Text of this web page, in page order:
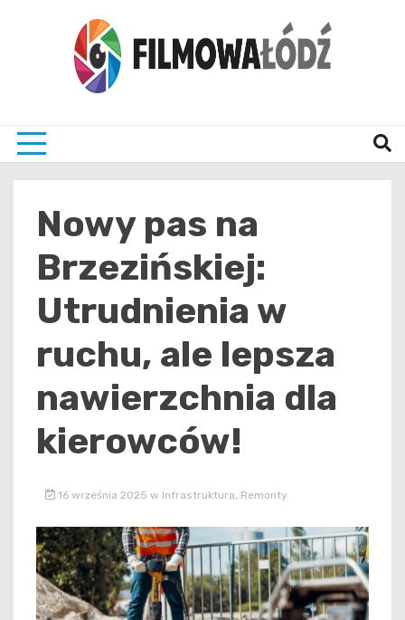
Nowy pas na
Brzezińskiej:
Utrudnienia w
ruchu, ale lepsza
nawierzchnia dla
kierowców!
16 września 2025 w Infrastruktura Remonty